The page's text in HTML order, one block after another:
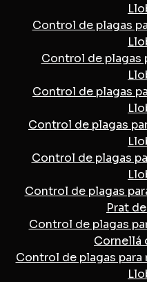
Control de plagas
Control de plagas
Control de plagas
Control de plagas
Control de plagas
Control de plagas
Prat
Control de plagas
Cornellá
Control de plagas